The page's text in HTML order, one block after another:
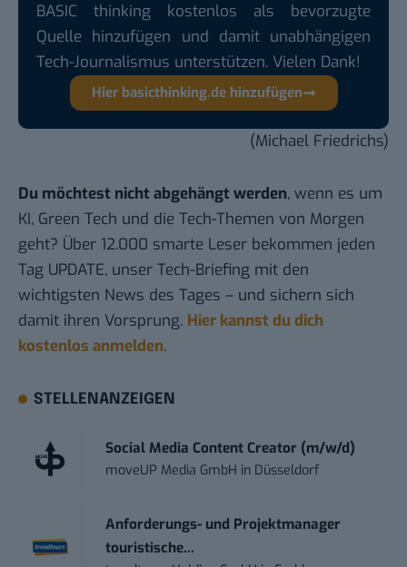
BASIC thinking kostenlos als bevorzugte
Quelle hinzufügen und damit unabhängigen
Tech-Journalismus unterstützen. Vielen Dank!
Hier basicthinking.de hinzufügen
(Michael Friedrichs)
Du möchtest nicht abgehängt werden, wenn es um
KI, Green Tech und die Tech-Themen von Morgen
geht? Über 12.000 smarte Leser bekommen jeden
Tag UPDATE, unser Tech-Briefing mit den
wichtigsten News des Tages – und sichern sich
damit ihren Vorsprung. Hier kannst du dich
kostenlos anmelden.
STELLENANZEIGEN
Social Media Content Creator (m/w/d)
moveUP Media GmbH in Düsseldorf
Anforderungs- und Projektmanager
touristische...